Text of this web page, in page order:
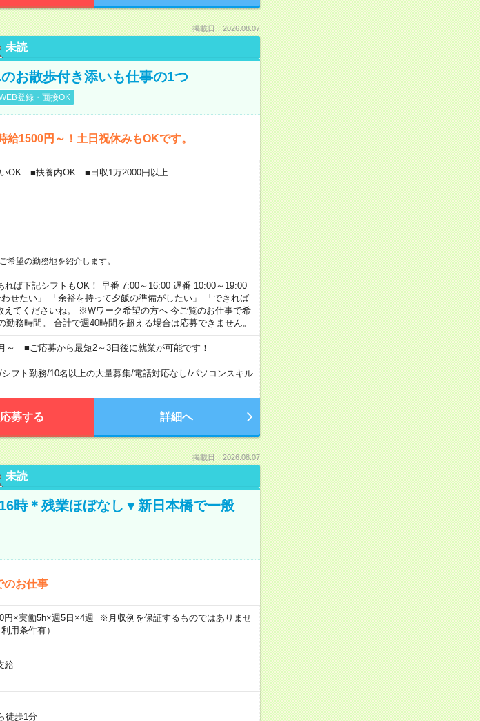
掲載日：2026.08.07
未読
お散歩付き添いも仕事の1つ
登録・面接OK
1500円～！土日祝休みもOKです。
OK ■扶養内OK ■日収1万2000円以上
望の勤務地を紹介します。
ば下記シフトもOK！ 早番 7:00～16:00 遅番 10:00～19:00
せたい」 「余裕を持って夕飯の準備がしたい」 「できれば
えてくださいね。 ※Wワーク希望の方へ 今ご覧のお仕事で希
務時間。 合計で週40時間を超える場合は応募できません。
～ ■ご応募から最短2～3日後に就業が可能です！
/シフト勤務/10名以上の大量募集/電話対応なし/パソコンスキル
応募する 詳細へ
掲載日：2026.08.07
未読
時＊残業ほぼなし▼新日本橋で一般
のお仕事
×実働5h×週5日×4週 ※月収例を保証するものではありませ
用条件有）
給
徒歩1分